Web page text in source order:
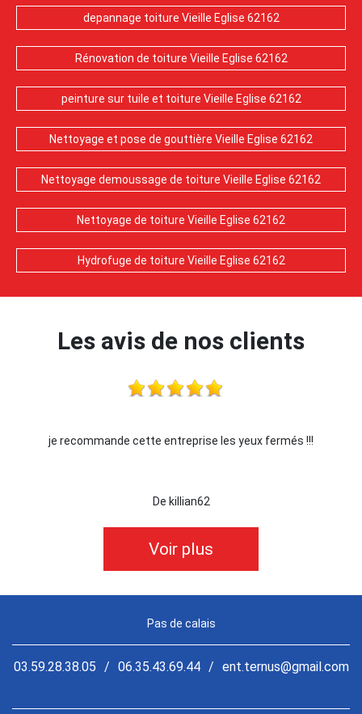
depannage toiture Vieille Eglise 62162
Rénovation de toiture Vieille Eglise 62162
peinture sur tuile et toiture Vieille Eglise 62162
Nettoyage et pose de gouttière Vieille Eglise 62162
Nettoyage demoussage de toiture Vieille Eglise 62162
Nettoyage de toiture Vieille Eglise 62162
Hydrofuge de toiture Vieille Eglise 62162
Les avis de nos clients
fermés !!! Je recommande !!
De Ornella
Voir plus
Pas de calais
03.59.28.38.05 / 06.35.43.69.44 / ent.ternus@gmail.com